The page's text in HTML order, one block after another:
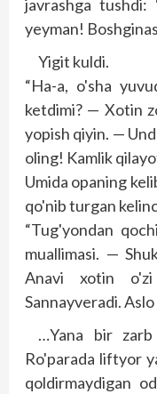
javrashga tushdi:
yeyman!
Yigit kuldi.
“Ha-a, o'sha
ketdimi? — Xotin
yopish qiyin. —
oling! Kamlik
Umida opaning
qo'nib turgan
“Tug'yondan
muallimasi. —
Anavi xotin o'zi
Sannayveradi.
…Yana bir
Ro'parada liftyor
qoldirmaydigan